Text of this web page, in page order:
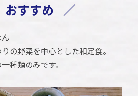
おすすめ ／
の野菜を中心とした和定食。
種類のみです。